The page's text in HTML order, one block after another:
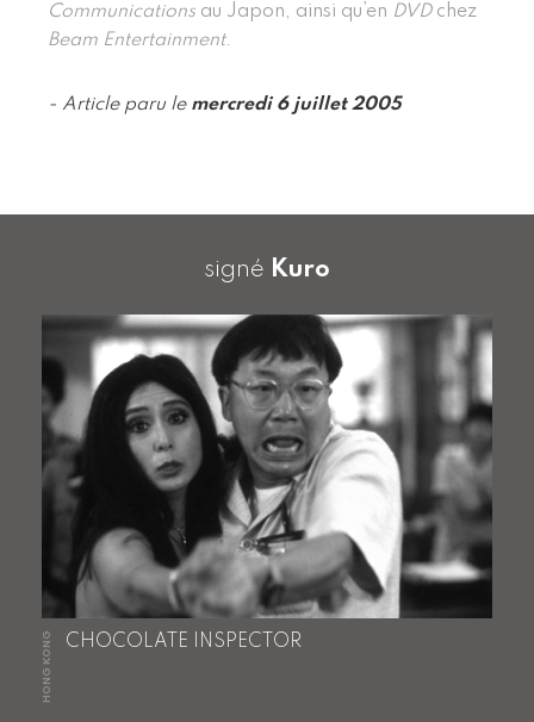
Communications au Japon, ainsi qu’en DVDchez
Beam Entertainment.
- Article paru le mercredi 6 juillet 2005
signé Kuro
HONG KONG CHOCOLATE INSPECTOR